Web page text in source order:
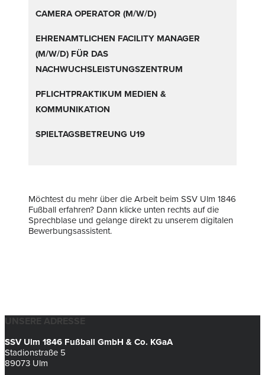
CAMERA OPERATOR (M/W/D)
EHRENAMTLICHEN FACILITY MANAGER
(M/W/D) FÜR DAS
NACHWUCHSLEISTUNGSZENTRUM
PFLICHTPRAKTIKUM MEDIEN &
KOMMUNIKATION
SPIELTAGSBETREUNG U19
Möchtest du mehr über die Arbeit beim SSV Ulm 1846
Fußball erfahren? Dann klicke unten rechts auf die
Sprechblase und gelange direkt zu unserem digitalen
Bewerbungsassistent.
UNSERE ADRESSE
SSV Ulm 1846 Fußball GmbH & Co. KGaA
Stadionstraße 5
89073 Ulm